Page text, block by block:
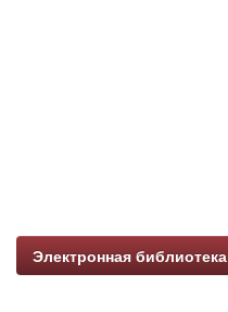
Электронная библиотека